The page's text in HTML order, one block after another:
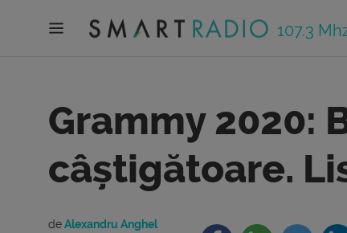
107.3
Grammy 2020:
câștigătoare.
deAlexandru Anghel